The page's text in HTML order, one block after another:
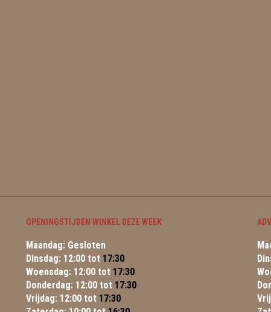
OPENINGSTIJDEN WINKEL DEZE WEEK
Maandag: Gesloten
Dinsdag: 12:00 tot 17:30
Woensdag: 12:00 tot 17:30
Donderdag: 12:00 tot 17:30
Vrijdag: 12:00 tot 17:30